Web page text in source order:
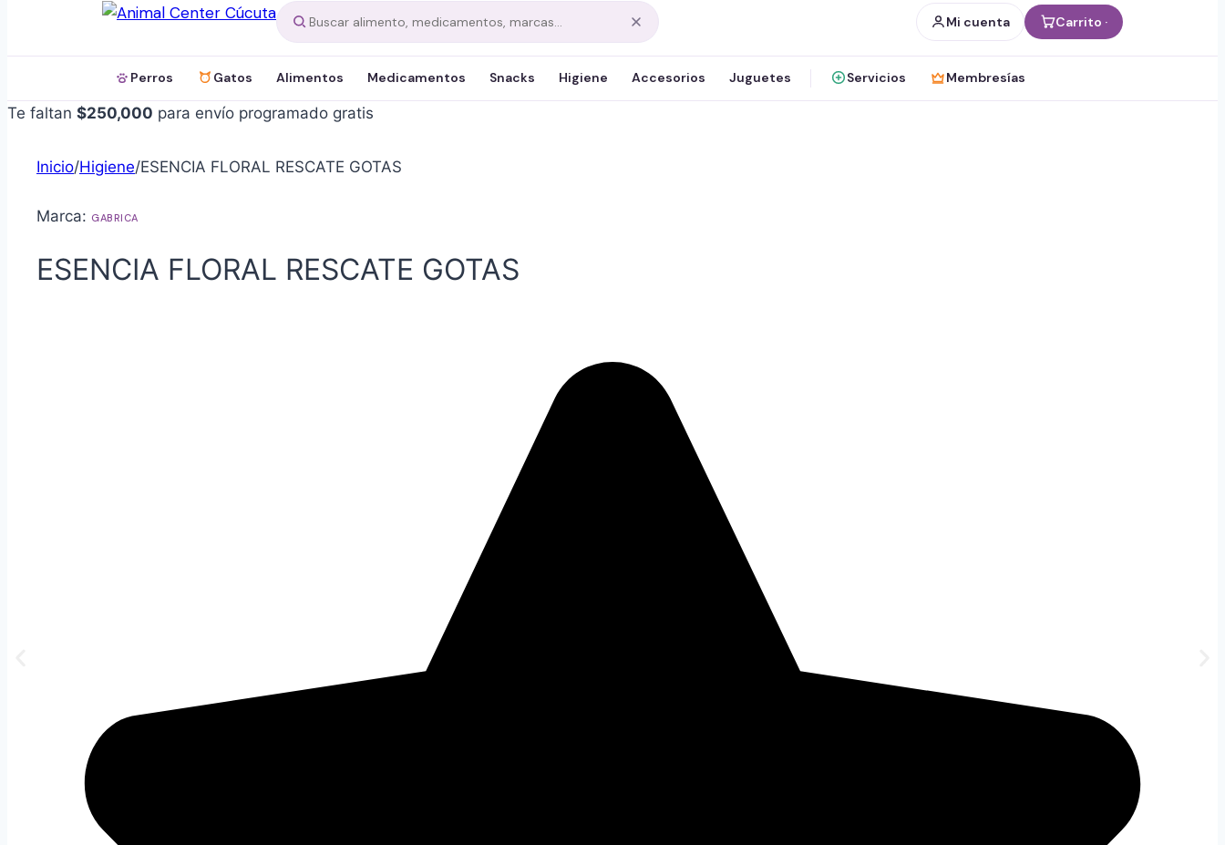
Mi cuenta Carrito ·
Perros Gatos Alimentos Medicamentos Snacks Higiene Accesorios Juguetes Servicios Membresías
Te faltan $250,000 para envío programado gratis
Inicio/Higiene/ESENCIA FLORAL RESCATE GOTAS
Marca: GABRICA
ESENCIA FLORAL RESCATE GOTAS